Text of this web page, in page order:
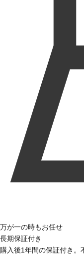
万が一の時もお任せ
長期保証付き
購入後1年間の保証付き。